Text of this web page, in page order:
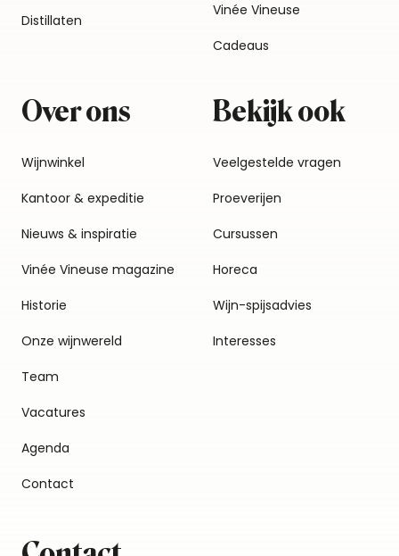
Distillaten
Vinée Vineuse
Cadeaus
Over ons
Wijnwinkel
Kantoor & expeditie
Nieuws & inspiratie
Vinée Vineuse magazine
Historie
Onze wijnwereld
Team
Vacatures
Agenda
Contact
Bekijk ook
Veelgestelde vragen
Proeverijen
Cursussen
Horeca
Wijn-spijsadvies
Interesses